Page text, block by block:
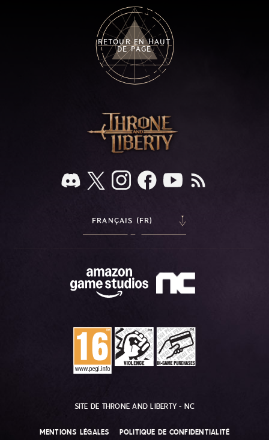
new Archboss equipment that awaits.
RETOUR EN HAUT
DE PAGE
FRANÇAIS (FR)
SITE DE THRONE AND LIBERTY - NC
MENTIONS LÉGALES
POLITIQUE DE CONFIDENTIALITÉ